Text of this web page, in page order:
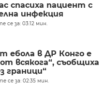
спасиха пациент с
инфекция
се за: 03:12 мин.
ебола в ДР Конго е
всякога“, съобщиха
граници“
се за: 02:35 мин.